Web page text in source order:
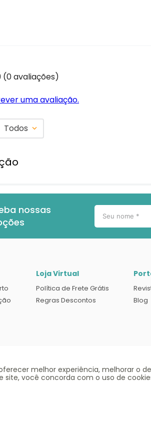
(0 avaliações)
uma avaliação.
Todos
melhor experiência, melhorar o
site, você concorda com o uso de
nossas
Loja Virtual
Política de Frete Grátis
Regras Descontos
Blog